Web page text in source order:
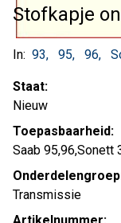
Stofkapje
In: 93 95 96
Staat:
Nieuw
Toepasbaarheid:
Saab 95,96,Sonett
Transmissie